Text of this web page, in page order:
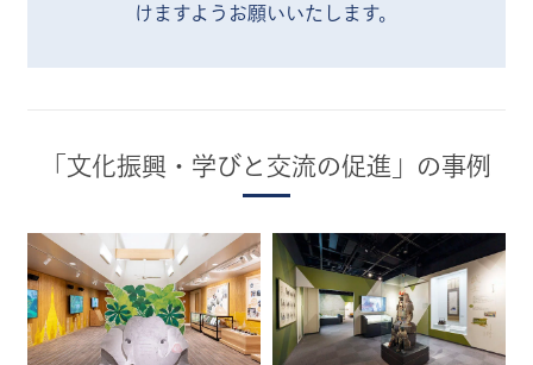
けますようお願いいたします。
「文化振興・学びと交流の促進」の事例